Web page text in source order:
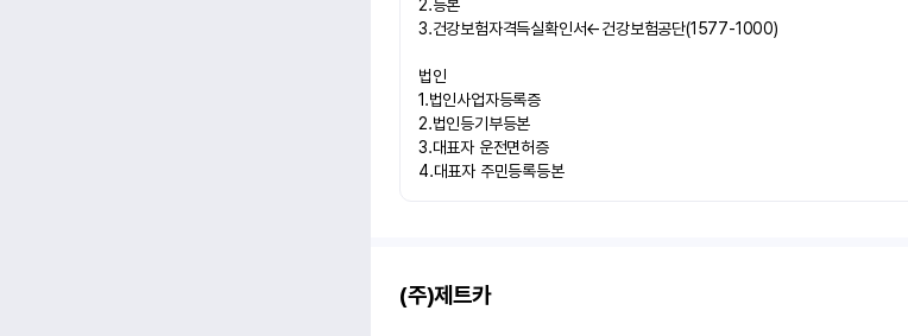
2.등본
3.건강보험자격득실확인서←건강보험공단(1577-1000)
법인
1.법인사업자등록증
2.법인등기부등본
3.대표자 운전면허증
4.대표자 주민등록등본
(주)제트카